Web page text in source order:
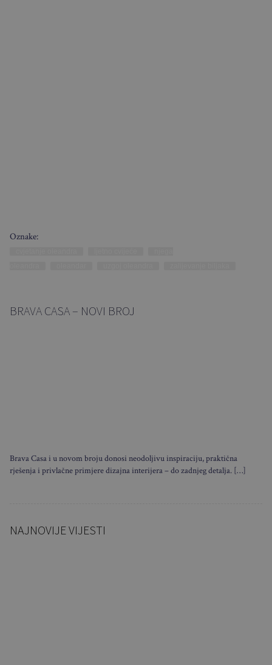
Oznake:
BRAVA CASA – NOVI BROJ
Brava Casa i u novom broju donosi neodoljivu inspiraciju, praktična
rješenja i privlačne primjere dizajna interijera – do zadnjeg detalja. […]
NAJNOVIJE VIJESTI